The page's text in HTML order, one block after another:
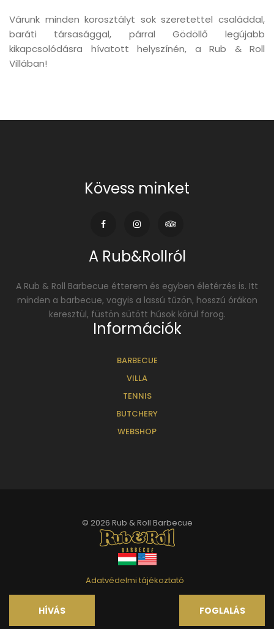
HÍVÁS FOGLALÁS
Várunk minden korosztályt sok szeretettel családdal,
baráti társasággal, párral Gödöllő legújabb
kikapcsolódásra hívatott helyszínén, a Rub & Roll
Villában!
Kövess minket
A Rub&Rollról
A Rub & Roll Barbecue étterem és egyben életérzés is. Itt
minden a barbecue, vagyis a lassú tűzön, hosszú órákon
keresztül, füstön sütött húsok körül forog.
Információk
BARBECUE
VILLA
TENNIS
BUTCHERY
WEBSHOP
© 2026 Rub & Roll Barbecue
Adatvédelmi tájékoztató